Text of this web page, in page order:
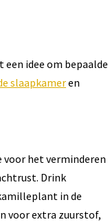
idee om bepaalde
slaapkameren
voor het verminderen
Drink
in de
voor extra zuurstof,